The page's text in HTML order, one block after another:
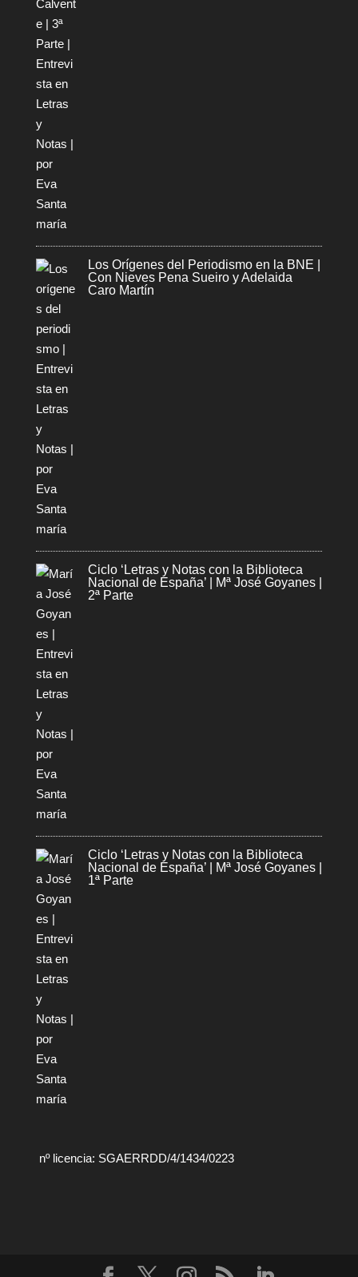
Los Orígenes del Periodismo en la BNE |
Con Nieves Pena Sueiro y Adelaida
Caro Martín
Ciclo ‘Letras y Notas con la Biblioteca
Nacional de España’ | Mª José Goyanes |
2ª Parte
Ciclo ‘Letras y Notas con la Biblioteca
Nacional de España’ | Mª José Goyanes |
1ª Parte
nº licencia: SGAERRDD/4/1434/0223